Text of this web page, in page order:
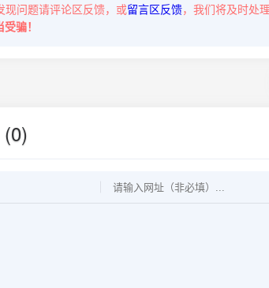
现问题请评论区反馈，或留言区反馈，我们将及时处理
骗！